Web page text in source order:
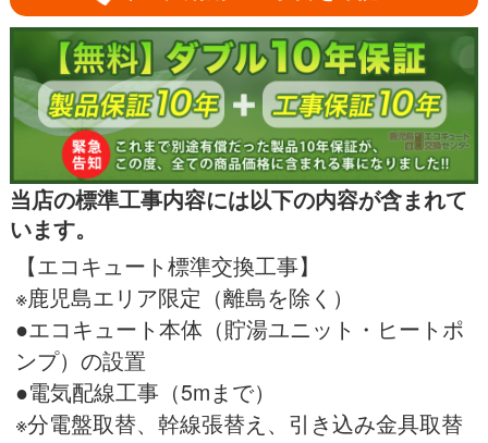
当店の標準工事内容には以下の内容が含まれて
います。
【エコキュート標準交換工事】
※鹿児島エリア限定（離島を除く）
●エコキュート本体（貯湯ユニット・ヒートポ
ンプ）の設置
●電気配線工事（5mまで）
※分電盤取替、幹線張替え、引き込み金具取替